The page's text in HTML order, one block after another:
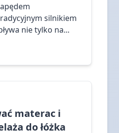
silnikiem
nie tylko na...
materac i
do łóżka